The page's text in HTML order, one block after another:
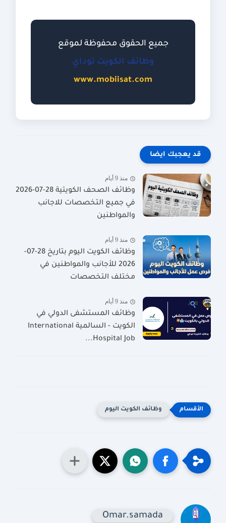
جميع الحقوق محفوظة لموقع
وظائف الكويت توداي
www.mobiisat.com
قد يعجبك ايضا
منذ 9 أيام
وظائف الصحف الكويتية 28-07-2026
في جميع التخصصات للاجانب
والمواطنين
منذ 9 أيام
وظائف الكويت اليوم بتاريخ 28-07-
2026 للأجانب والمواطنين في
مختلف التخصصات
منذ 9 أيام
وظائف المستشفى الدولي في
الكويت - السالمية International
Hospital Job...
وظائف الكويت اليوم
Omar.samada